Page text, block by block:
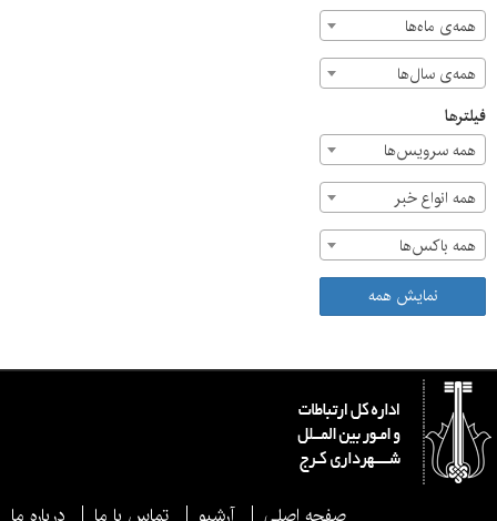
همه‌ی ماه‌ها
همه‌ی سال‌ها
فیلترها
همه سرویس‌ها
همه انواع خبر
همه باکس‌ها
نمایش همه